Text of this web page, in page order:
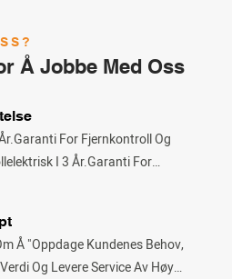
Å Jobbe Med Oss
For Fjernkontroll Og
I 3 År.Garanti For
I Serviceforpliktelsestiden)
Å "oppdage Kundenes Behov,
Og Levere Service Av Høy